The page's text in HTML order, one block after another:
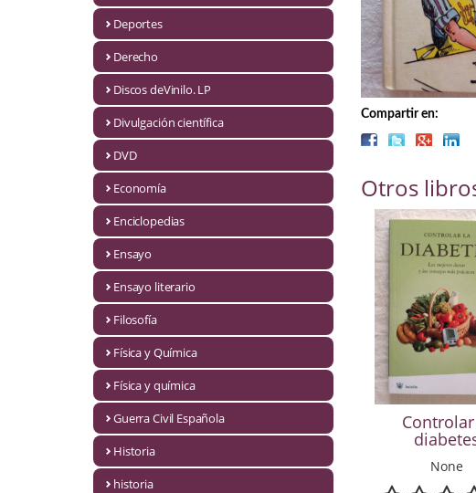
Cuentos y relatos
Discos deVinilo. LP
Divulgación científica
Ensayo literario
Deportes
Derecho
Discos deVinilo. LP
Divulgación científica
DVD
Economía
Enciclopedias
Ensayo
Ensayo literario
Filosofía
Física y Química
Física y química
Guerra Civil Española
Historia
historia
Compartir en:
Otros
None